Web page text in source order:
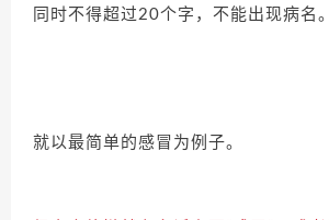
同时不得超过20个字，不能出现病名。
就以最简单的感冒为例子。